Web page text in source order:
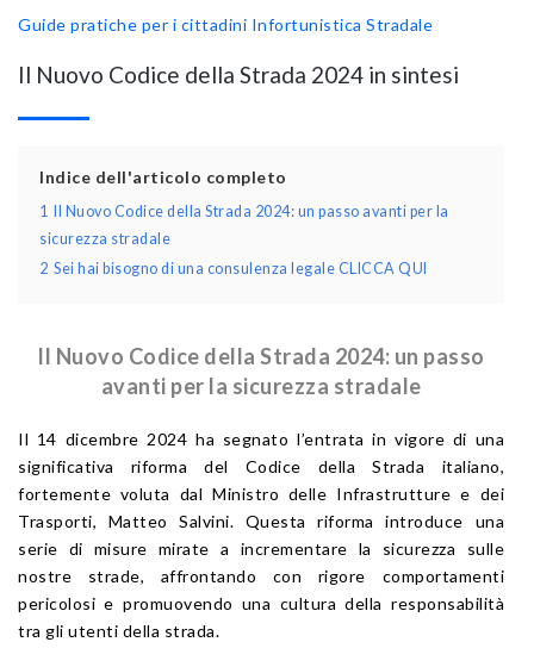
Guide pratiche per i cittadini Infortunistica Stradale
Il Nuovo Codice della Strada 2024 in sintesi
Indice dell'articolo completo
1
Il Nuovo Codice della Strada 2024: un passo avanti per la
sicurezza stradale
2 Sei hai bisogno di una consulenza legale CLICCA QUI
Il Nuovo Codice della Strada 2024: un passo
avanti per la sicurezza stradale
Il 14 dicembre 2024 ha segnato l’entrata in vigore di una
significativa riforma del Codice della Strada italiano,
fortemente voluta dal Ministro delle Infrastrutture e dei
Trasporti, Matteo Salvini. Questa riforma introduce una
serie di misure mirate a incrementare la sicurezza sulle
nostre strade, affrontando con rigore comportamenti
pericolosi e promuovendo una cultura della responsabilità
tra gli utenti della strada.